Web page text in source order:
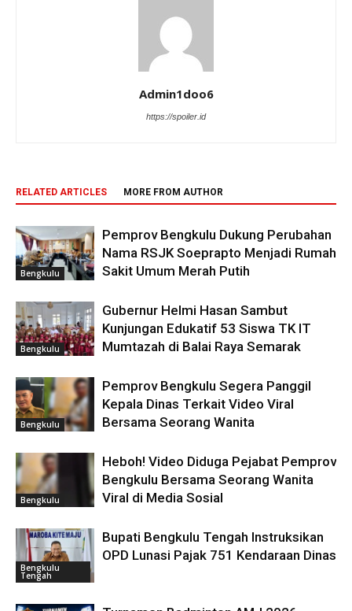
Admin1doo6
https://spoiler.id
RELATED ARTICLES MORE FROM AUTHOR
Bengkulu
Pemprov Bengkulu Dukung Perubahan
Nama RSJK Soeprapto Menjadi Rumah
Sakit Umum Merah Putih
Bengkulu
Gubernur Helmi Hasan Sambut
Kunjungan Edukatif 53 Siswa TK IT
Mumtazah di Balai Raya Semarak
Bengkulu
Pemprov Bengkulu Segera Panggil
Kepala Dinas Terkait Video Viral
Bersama Seorang Wanita
Bengkulu
Heboh! Video Diduga Pejabat Pemprov
Bengkulu Bersama Seorang Wanita
Viral di Media Sosial
Bengkulu
Tengah
Bupati Bengkulu Tengah Instruksikan
OPD Lunasi Pajak 751 Kendaraan Dinas